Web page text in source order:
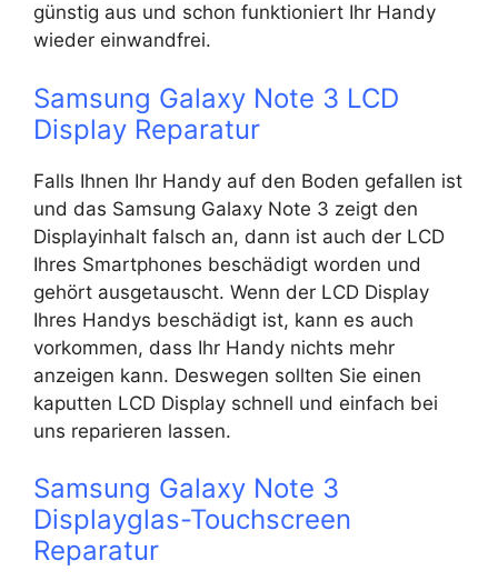
günstig aus und schon funktioniert Ihr Handy
wieder einwandfrei.
Samsung Galaxy Note 3 LCD
Display Reparatur
Falls Ihnen Ihr Handy auf den Boden gefallen ist
und das Samsung Galaxy Note 3 zeigt den
Displayinhalt falsch an, dann ist auch der LCD
Ihres Smartphones beschädigt worden und
gehört ausgetauscht. Wenn der LCD Display
Ihres Handys beschädigt ist, kann es auch
vorkommen, dass Ihr Handy nichts mehr
anzeigen kann. Deswegen sollten Sie einen
kaputten LCD Display schnell und einfach bei
uns reparieren lassen.
Samsung Galaxy Note 3
Displayglas-Touchscreen
Reparatur